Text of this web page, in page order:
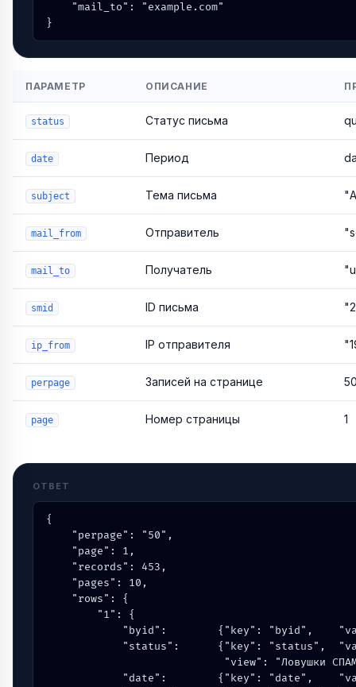
    "mail_to": "example.com"
}
ПАРАМЕТР ОПИСАНИЕ
status Статус письма
date Период
subject Тема письма
mail_from Отправитель
mail_to Получатель
smid ID письма
ip_from IP отправителя
perpage Записей на странице
page Номер страницы 1
ОТВЕТ
{
    "perpage": "50",
    "page": 1,
    "records": 453,
    "pages": 10,
    "rows": {
        "1": {
"byid":        {"key": "byid",
"status":      {"key": "status",
"view": "Ловушки
"date":        {"key": "date",